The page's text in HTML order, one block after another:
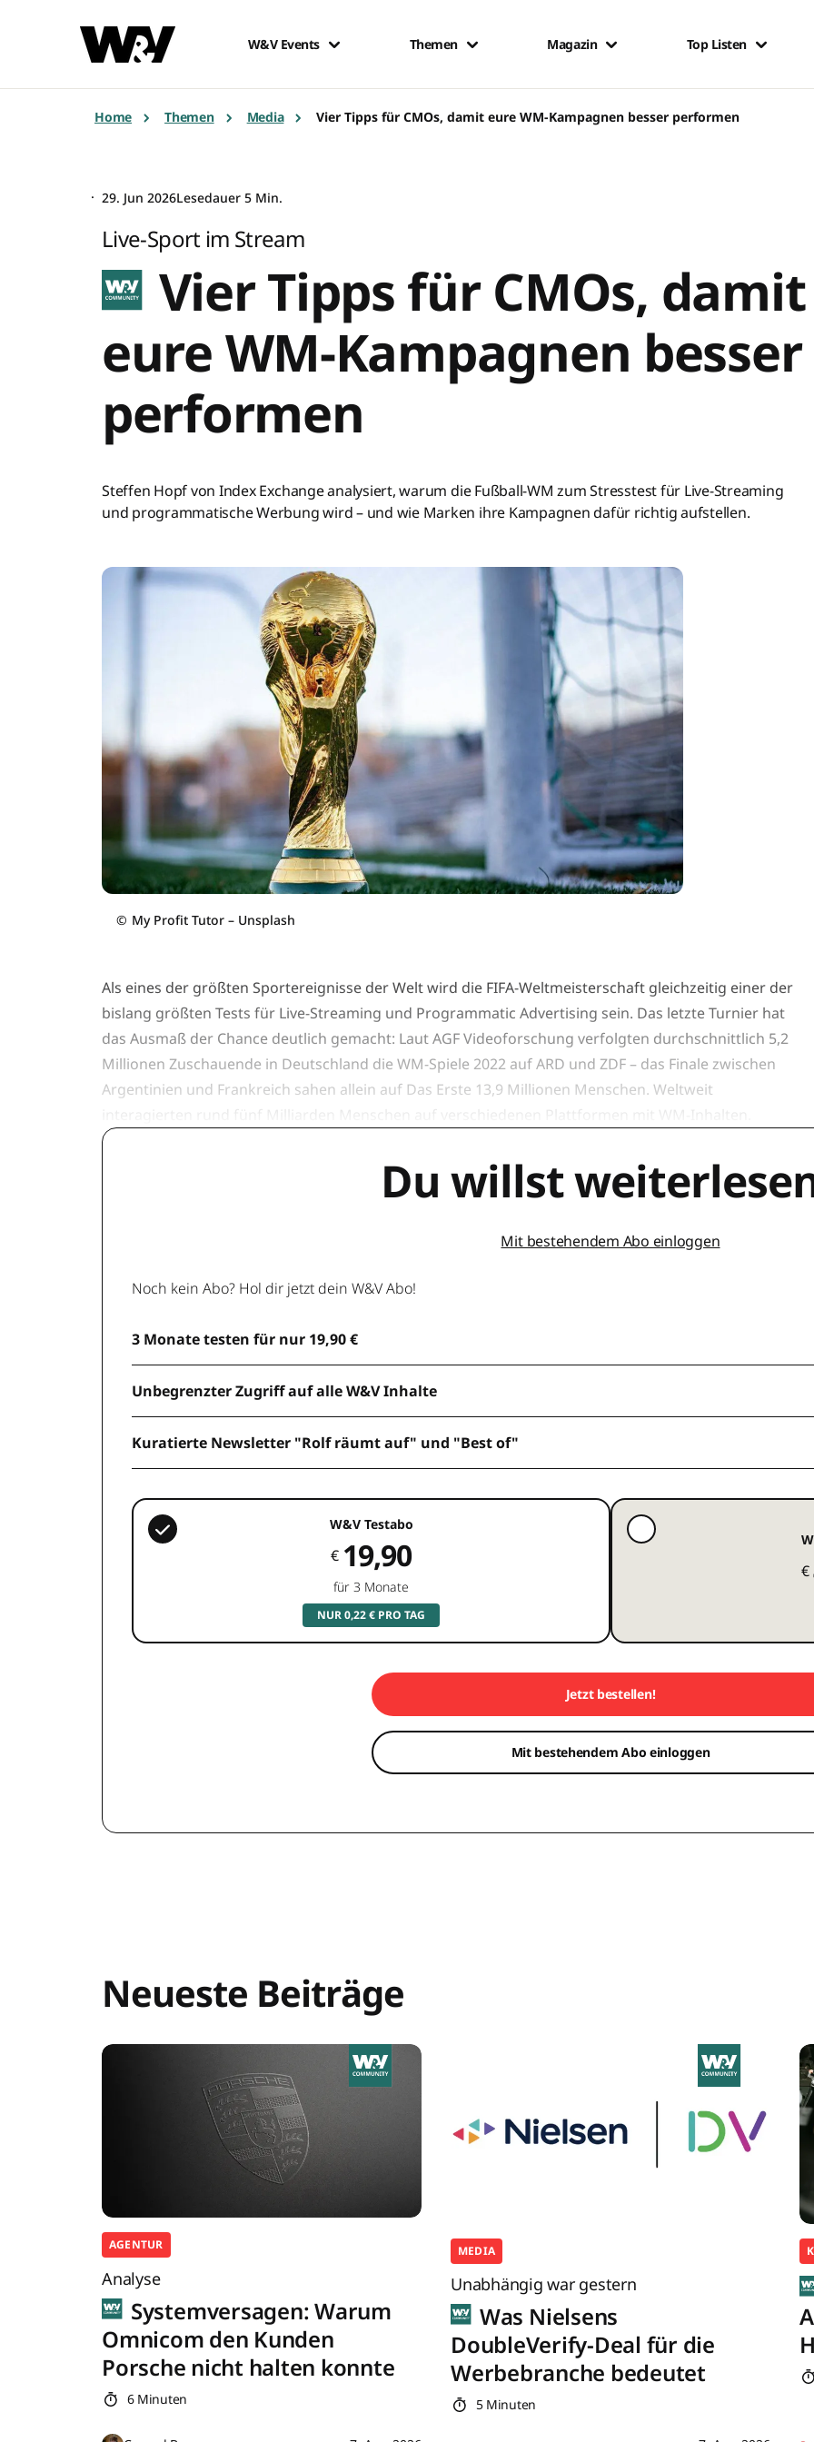
W&V Events Themen Magazin Top Listen
Home Themen Media Vier Tipps für CMOs, damit eure WM-Kampagnen besser performen
29. Jun 2026Lesedauer 5 Min.
Live-Sport im Stream
Vier Tipps für CMOs, damit
eure WM-Kampagnen besser
performen
Steffen Hopf von Index Exchange analysiert, warum die Fußball-WM zum Stresstest für Live-Streaming
und programmatische Werbung wird – und wie Marken ihre Kampagnen dafür richtig aufstellen.
© My Profit Tutor – Unsplash
Als eines der größten Sportereignisse der Welt wird die FIFA-Weltmeisterschaft gleichzeitig einer der
bislang größten Tests für Live-Streaming und Programmatic Advertising sein. Das letzte Turnier hat
das Ausmaß der Chance deutlich gemacht: Laut AGF Videoforschung verfolgten durchschnittlich 5,2
Millionen Zuschauende in Deutschland die WM-Spiele 2022 auf ARD und ZDF – das Finale zwischen
Argentinien und Frankreich sahen allein auf Das Erste 13,9 Millionen Menschen. Weltweit
Du willst
Mit bestehendem Abo einloggen
Noch kein Abo? Hol dir jetzt dein W&V Abo!
3 Monate testen für nur 19,90 €
Unbegrenzter Zugriff auf alle W&V Inhalte
Kuratierte Newsletter "Rolf räumt auf" und "Best of"
W&V Testabo
€ 19,90
für 3 Monate
NUR 0,22 € PRO TAG
€
Jetzt bestellen!
Mit bestehendem Abo einloggen
Neueste Beiträge
AGENTUR
Analyse
Systemversagen: Warum
Omnicom den Kunden
Porsche nicht halten konnte
6 Minuten
MEDIA
Unabhängig war gestern
Was Nielsens
DoubleVerify-Deal für die
Werbebranche bedeutet
5 Minuten